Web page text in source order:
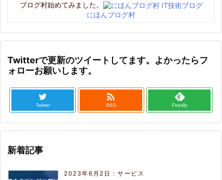
ブログ村始めてみました。
にほんブログ村
Twitterで更新のツイートしてます。よかったらフ
ォローお願いします。
Twitter

RSS Feedly
新着記事
2023年6月2日 :サービス